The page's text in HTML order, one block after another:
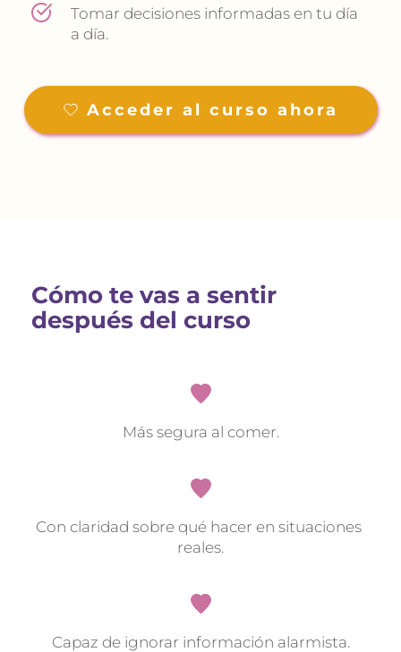
Tomar decisiones informadas en tu día
a día.
Acceder al curso ahora
Cómo te vas a sentir
después del curso
Más segura al comer.
Con claridad sobre qué hacer en situaciones
reales.
Capaz de ignorar información alarmista.